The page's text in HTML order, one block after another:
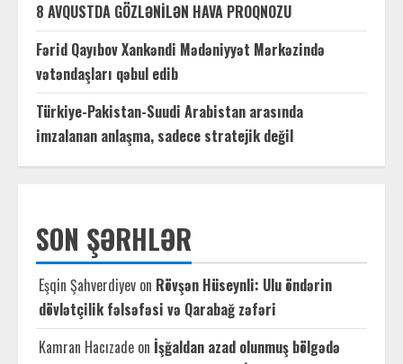
8 AVQUSTDA GÖZLƏNİLƏN HAVA PROQNOZU
Fərid Qayıbov Xankəndi Mədəniyyət Mərkəzində
vətəndaşları qəbul edib
Türkiye-Pakistan-Suudi Arabistan arasında
imzalanan anlaşma, sadece stratejik değil
SON ŞƏRHLƏR
Eşqin Şahverdiyev on Rövşən Hüseynli: Ulu öndərin
dövlətçilik fəlsəfəsi və Qarabağ zəfəri
Kamran Hacızade on İşğaldan azad olunmuş bölgədə